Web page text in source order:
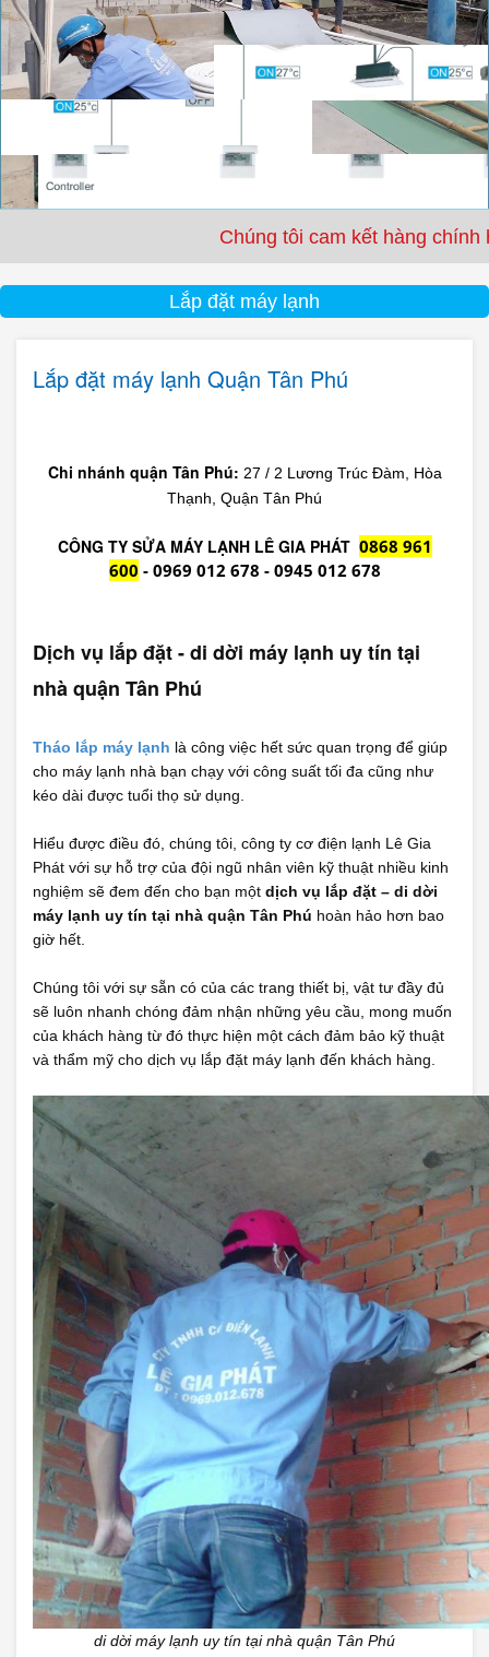
Chúng tôi cam kết hàng chính hãng -
Lắp đặt máy lạnh
Lắp đặt máy lạnh Quận Tân Phú
Chi nhánh quận Tân Phú: 27 / 2 Lương Trúc Đàm, Hòa
Thạnh, Quận Tân Phú
CÔNG TY SỬA MÁY LẠNH LÊ GIA PHÁT 0868 961
600 - 0969 012 678 - 0945 012 678
Dịch vụ lắp đặt - di dời máy lạnh uy tín tại
nhà quận Tân Phú
Tháo lắp máy lạnh là công việc hết sức quan trọng để giúp
cho máy lạnh nhà bạn chạy với công suất tối đa cũng như
kéo dài được tuổi thọ sử dụng.
Hiểu được điều đó, chúng tôi, công ty cơ điện lạnh Lê Gia
Phát với sự hỗ trợ của đội ngũ nhân viên kỹ thuật nhiều kinh
nghiệm sẽ đem đến cho bạn một dịch vụ lắp đặt – di dời
máy lạnh uy tín tại nhà quận Tân Phú hoàn hảo hơn bao
giờ hết.
Chúng tôi với sự sẵn có của các trang thiết bị, vật tư đầy đủ
sẽ luôn nhanh chóng đảm nhận những yêu cầu, mong muốn
của khách hàng từ đó thực hiện một cách đảm bảo kỹ thuật
và thẩm mỹ cho dịch vụ lắp đặt máy lạnh đến khách hàng.
di dời máy lạnh uy tín tại nhà quận Tân Phú